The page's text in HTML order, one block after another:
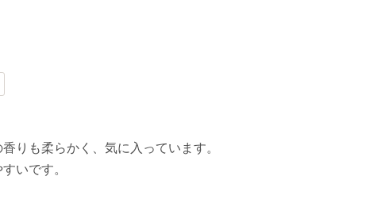
りも柔らかく、気に入っています。
いです。